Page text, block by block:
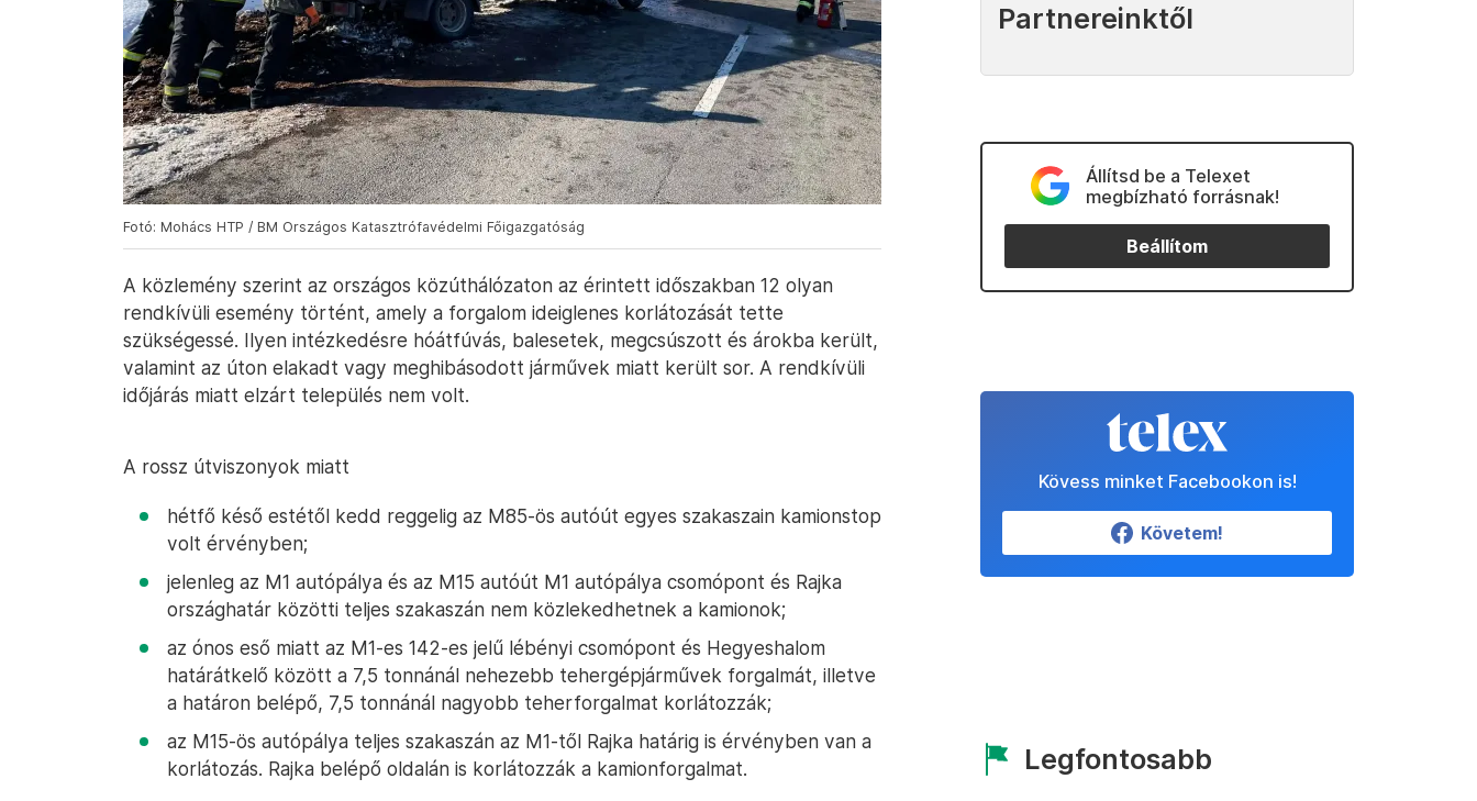
Fotó: Mohács HTP / BM Országos Katasztrófavédelmi Főigazgatóság
A közlemény szerint az országos közúthálózaton az érintett időszakban 12 olyan
rendkívüli esemény történt, amely a forgalom ideiglenes korlátozását tette
szükségessé. Ilyen intézkedésre hóátfúvás, balesetek, megcsúszott és árokba került,
valamint az úton elakadt vagy meghibásodott járművek miatt került sor. A rendkívüli
időjárás miatt elzárt település nem volt.
A rossz útviszonyok miatt
hétfő késő estétől kedd reggelig az M85-ös autóút egyes szakaszain kamionstop
volt érvényben;
jelenleg az M1 autópálya és az M15 autóút M1 autópálya csomópont és Rajka
országhatár közötti teljes szakaszán nem közlekedhetnek a kamionok;
az ónos eső miatt az M1-es 142-es jelű lébényi csomópont és Hegyeshalom
határátkelő között a 7,5 tonnánál nehezebb tehergépjárművek forgalmát, illetve
a határon belépő, 7,5 tonnánál nagyobb teherforgalmat korlátozzák;
az M15-ös autópálya teljes szakaszán az M1-től Rajka határig is érvényben van a
korlátozás. Rajka belépő oldalán is korlátozzák a kamionforgalmat.
Partnereinktől
Állítsd be a Telexet
megbízható forrásnak!
Beállítom
Kövess minket Facebookon is!
Követem!
Legfontosabb